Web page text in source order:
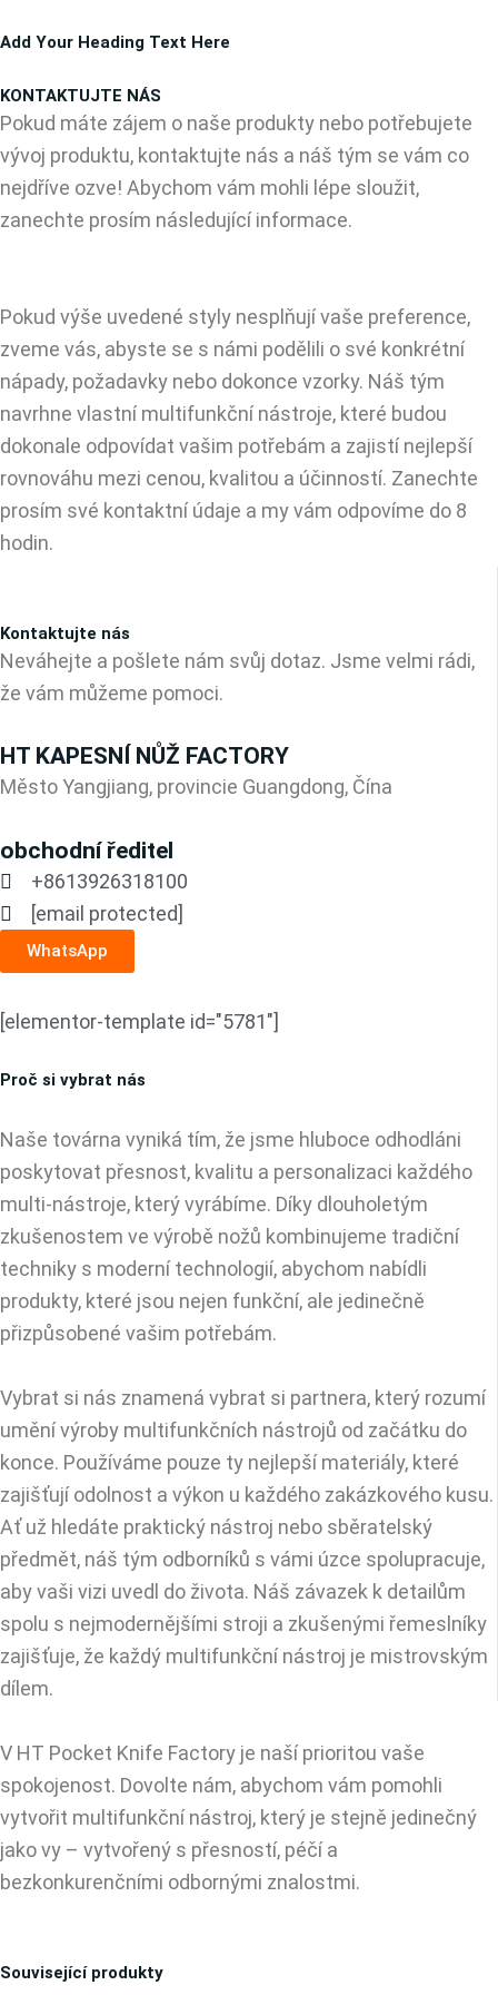
na
Add Your Heading Text Here
KONTAKTUJTE NÁS
Pokud máte zájem o naše produkty nebo potřebujete
vývoj produktu, kontaktujte nás a náš tým se vám co
nejdříve ozve! Abychom vám mohli lépe sloužit,
zanechte prosím následující informace.
Pokud výše uvedené styly nesplňují vaše preference,
zveme vás, abyste se s námi podělili o své konkrétní
nápady, požadavky nebo dokonce vzorky. Náš tým
navrhne vlastní multifunkční nástroje, které budou
dokonale odpovídat vašim potřebám a zajistí nejlepší
rovnováhu mezi cenou, kvalitou a účinností. Zanechte
prosím své kontaktní údaje a my vám odpovíme do 8
hodin.
Kontaktujte nás
Neváhejte a pošlete nám svůj dotaz. Jsme velmi rádi,
že vám můžeme pomoci.
HT KAPESNÍ NŮŽ FACTORY
Město Yangjiang, provincie Guangdong, Čína
obchodní ředitel
+8613926318100
[email protected]
WhatsApp
[elementor-template id="5781"]
Proč si vybrat nás
Naše továrna vyniká tím, že jsme hluboce odhodláni
poskytovat přesnost, kvalitu a personalizaci každého
multi-nástroje, který vyrábíme. Díky dlouholetým
zkušenostem ve výrobě nožů kombinujeme tradiční
techniky s moderní technologií, abychom nabídli
produkty, které jsou nejen funkční, ale jedinečně
přizpůsobené vašim potřebám.
Vybrat si nás znamená vybrat si partnera, který rozumí
umění výroby multifunkčních nástrojů od začátku do
konce. Používáme pouze ty nejlepší materiály, které
zajišťují odolnost a výkon u každého zakázkového kusu.
Ať už hledáte praktický nástroj nebo sběratelský
předmět, náš tým odborníků s vámi úzce spolupracuje,
aby vaši vizi uvedl do života. Náš závazek k detailům
spolu s nejmodernějšími stroji a zkušenými řemeslníky
zajišťuje, že každý multifunkční nástroj je mistrovským
dílem.
V HT Pocket Knife Factory je naší prioritou vaše
spokojenost. Dovolte nám, abychom vám pomohli
vytvořit multifunkční nástroj, který je stejně jedinečný
jako vy – vytvořený s přesností, péčí a
bezkonkurenčními odbornými znalostmi.
Související produkty